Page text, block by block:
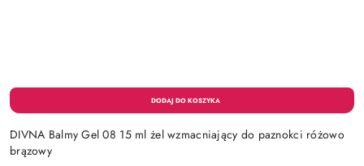
DIVNA Balmy Gel 08 15 ml żel wzmacniający do paznokci różowo
brązowy